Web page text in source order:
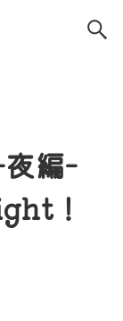
編ｰ
！